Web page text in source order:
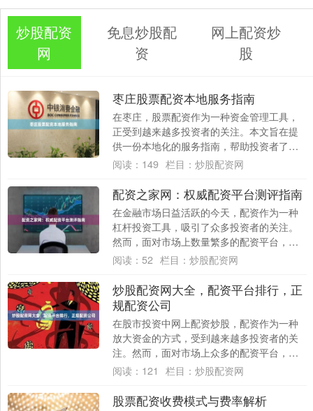
炒股配资
网
免息炒股配
资
网上配资炒
股
枣庄股票配资本地服务指南
在枣庄，股票配资作为一种资金管理工具，
正受到越来越多投资者的关注。本文旨在提
供一份本地化的服务指南，帮助投资者了解
配资的基本流程、选择正规渠道的要点以及
阅读： 149 栏目： 炒股配资网
配资之家网：权威配资平台测评指南
在金融市场日益活跃的今天，配资作为一种
杠杆投资工具，吸引了众多投资者的关注。
然而，面对市场上数量繁多的配资平台，如
何选择一家安全、合规、透明的平台，成为
阅读： 52 栏目： 炒股配资网
炒股配资网大全，配资平台排行，正
规配资公司
在股市投资中网上配资炒股，配资作为一种
放大资金的方式，受到越来越多投资者的关
注。然而，面对市场上众多的配资平台，如
何辨别正规配资公司、选择可靠的配资渠
阅读： 121 栏目： 炒股配资网
股票配资收费模式与费率解析